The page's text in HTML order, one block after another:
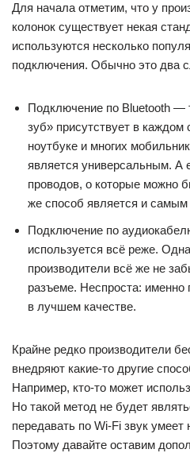
Для начала отметим, что у
колонок существует некая
используются несколько
подключения. Обычно это два
Подключение по Bluetooth —
зуб» присутствует в
ноутбуке и многих
является универсальным. А
проводов, о которые можно
же способ является и самым
Подключение по
используется всё реже.
производители всё же не
разъеме. Неспроста: именно
в лучшем качестве.
Крайне редко производители
внедряют какие-то другие
Например, кто-то может
Но такой метод не будет
передавать по Wi-Fi звук умеет
Поэтому давайте оставим